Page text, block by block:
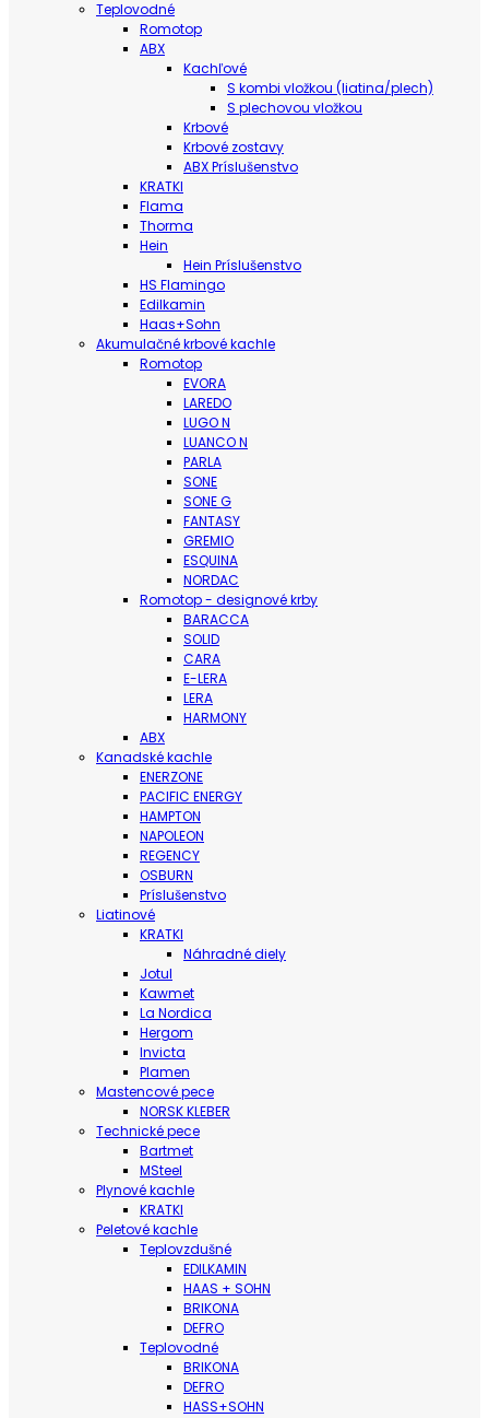
Teplovodné
Romotop
ABX
Kachľové
S kombi vložkou (liatina/plech)
S plechovou vložkou
Krbové
Krbové zostavy
ABX Príslušenstvo
KRATKI
Flama
Thorma
Hein
Hein Príslušenstvo
HS Flamingo
Edilkamin
Haas+Sohn
Akumulačné krbové kachle
Romotop
EVORA
LAREDO
LUGO N
LUANCO N
PARLA
SONE
SONE G
FANTASY
GREMIO
ESQUINA
NORDAC
Romotop - designové krby
BARACCA
SOLID
CARA
E-LERA
LERA
HARMONY
ABX
Kanadské kachle
ENERZONE
PACIFIC ENERGY
HAMPTON
NAPOLEON
REGENCY
OSBURN
Príslušenstvo
Liatinové
KRATKI
Náhradné diely
Jotul
Kawmet
La Nordica
Hergom
Invicta
Plamen
Mastencové pece
NORSK KLEBER
Technické pece
Bartmet
MSteel
Plynové kachle
KRATKI
Peletové kachle
Teplovzdušné
EDILKAMIN
HAAS + SOHN
BRIKONA
DEFRO
Teplovodné
BRIKONA
DEFRO
HASS+SOHN